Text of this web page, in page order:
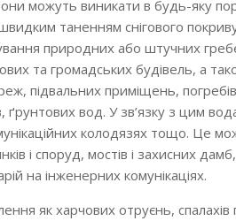
можуть виникати в будь-яку
таненням снігового
природних або штучних
та громадських будівель, а
підвальних приміщень,
ґрунтових вод. У зв’язку з цим
колодязях тощо. Це
і споруд, мостів і захисних дамб,
на інженерних комунікаціях.
як харчових отруєнь, спалахів